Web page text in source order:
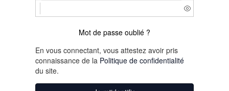
Mot de passe oublié ?
En vous connectant, vous attestez avoir pris
connaissance de la Politique de confidentialité
du site.